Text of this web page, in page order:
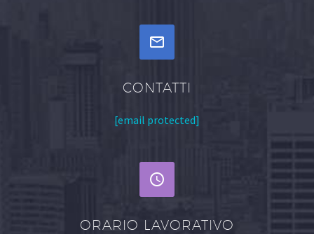


CONTATTI
[email protected]


ORARIO LAVORATIVO